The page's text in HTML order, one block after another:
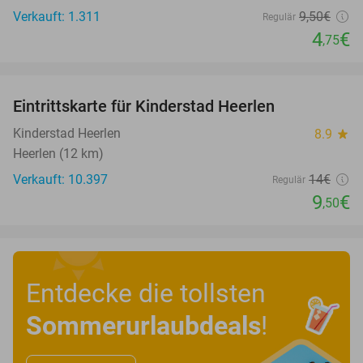
Verkauft: 1.311
Regulär 9,50€
4,75€
Eintrittskarte für Kinderstad Heerlen
Kinderstad Heerlen 8.9 star
Heerlen (12 km)
Verkauft: 10.397
Regulär 14€
9,50€
Entdecke die tollsten
Sommerurlaubdeals!